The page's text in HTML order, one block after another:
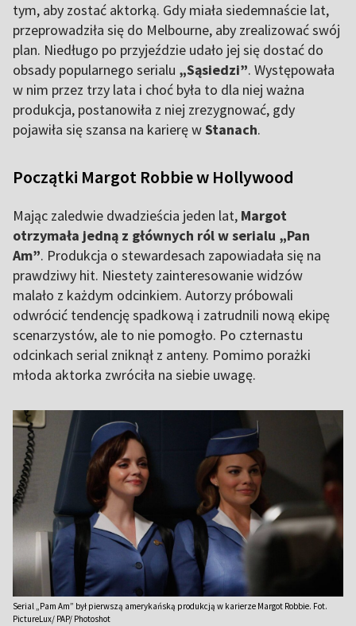
tym, aby zostać aktorką. Gdy miała siedemnaście lat,
przeprowadziła się do Melbourne, aby zrealizować swój
plan. Niedługo po przyjeździe udało jej się dostać do
obsady popularnego serialu „Sąsiedzi”. Występowała
w nim przez trzy lata i choć była to dla niej ważna
produkcja, postanowiła z niej zrezygnować, gdy
pojawiła się szansa na karierę wStanach.
Początki Margot Robbie w Hollywood
Mając zaledwie dwadzieścia jeden lat, Margot
otrzymała jedną z głównych ról w serialu „Pan
Am”. Produkcja o stewardesach zapowiadała się na
prawdziwy hit. Niestety zainteresowanie widzów
malało z każdym odcinkiem. Autorzy próbowali
odwrócić tendencję spadkową i zatrudnili nową ekipę
scenarzystów, ale to nie pomogło. Po czternastu
odcinkach serial zniknął z anteny. Pomimo porażki
młoda aktorka zwróciła na siebie uwagę.
Serial „Pam Am” był pierwszą amerykańską produkcją w karierze Margot Robbie. Fot.
PictureLux/ PAP/ Photoshot